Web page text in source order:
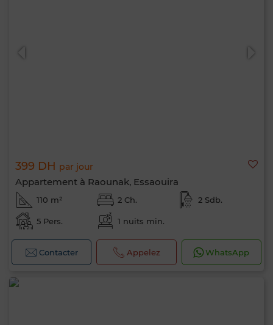
399 DH par jour
Appartement à Raounak, Essaouira
110 m² 2 Ch. 2 Sdb.
5 Pers. 1 nuits min.
Contacter Appelez WhatsApp